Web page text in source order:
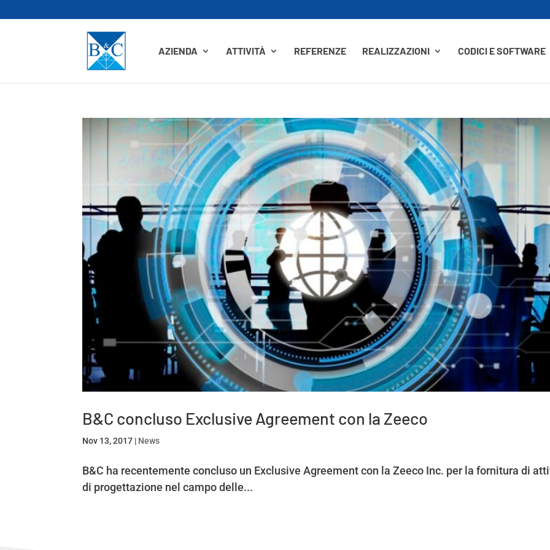
AZIENDA ATTIVITÀ REFERENZE REALIZZAZIONI CODICI E SOFTWARE
B&C concluso Exclusive Agreement con la Zeeco
Nov 13, 2017 | News
B&C ha recentemente concluso un Exclusive Agreement con la Zeeco Inc. per la fornitura di
di progettazione nel campo delle...